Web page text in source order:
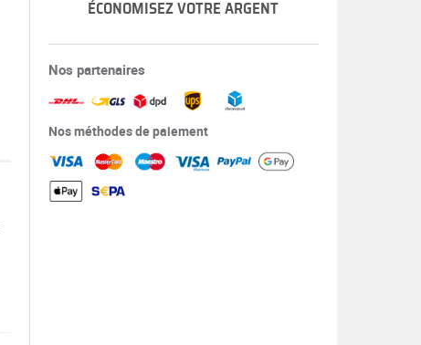
ÉCONOMISEZ VOTRE ARGENT
Nos partenaires
Nos méthodes de paiement